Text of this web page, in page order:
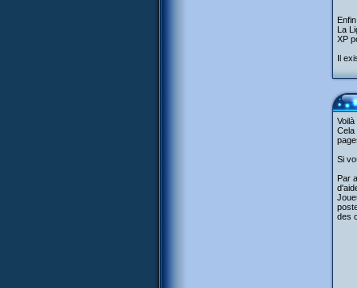
La
XP
Il
Voilà
Cela
Si
Par
des